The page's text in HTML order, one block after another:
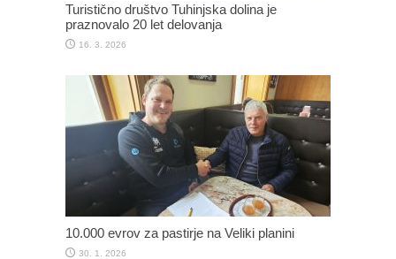
Turistično društvo Tuhinjska dolina je
praznovalo 20 let delovanja
16. 3. 2026
10.000 evrov za pastirje na Veliki planini
30. 1. 2026